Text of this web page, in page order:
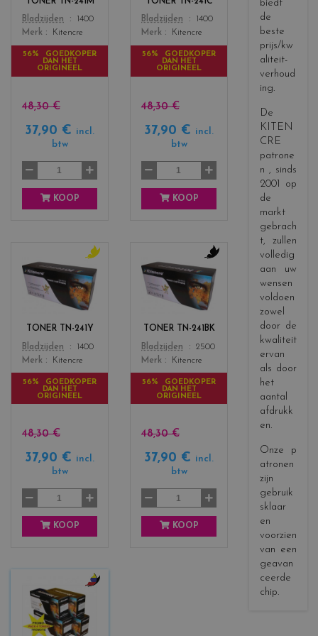
Color
_
a
e
Bladzijden
1400
Merk
Kitencre
56% GOEDKOPER
DAN HET
ORIGINEEL
48,30 €
37,90 €
incl.
btw
KOOP
Color
_
y
n
Bladzijden
1400
Merk
Kitencre
56% GOEDKOPER
DAN HET
ORIGINEEL
48,30 €
37,90 €
incl.
btw
KOOP
TONER TN-241Y
Color
c
o
l
o
r
_
l
Bladzijden
1400
Merk
Kitencre
56% GOEDKOPER
DAN HET
ORIGINEEL
48,30 €
37,90 €
incl.
btw
KOOP
TONER TN-241BK
Color
c
o
l
o
r
_
c
Bladzijden
2500
Merk
Kitencre
56% GOEDKOPER
DAN HET
ORIGINEEL
48,30 €
37,90 €
incl.
btw
KOOP
c
o
l
biedt
de
beste
prijs/kw
aliteit-
verhoud
ing.
De
KITEN
CRE
patrone
n , sinds
2001 op
de
markt
gebrach
t, zullen
volledig
aan uw
wensen
voldoen
zowel
door de
kwaliteit
ervan
als door
het
aantal
afdrukk
en.
Onze p
atronen
zijn
gebruik
sklaar
en
voorzien
van een
geavan
ceerde
chip.